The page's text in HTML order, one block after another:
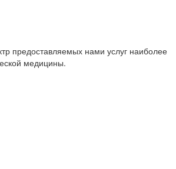
предоставляемых нами услуг наиболее
медицины.